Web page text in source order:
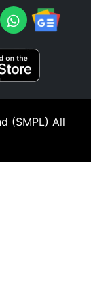
(SMPL) All